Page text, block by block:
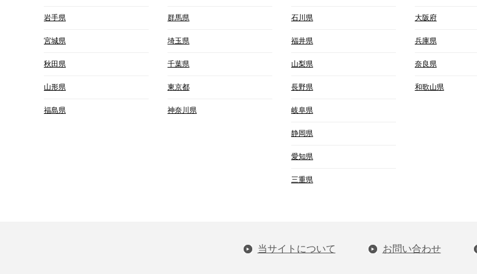
岩手県
宮城県
秋田県
山形県
福島県
群馬県
埼玉県
千葉県
東京都
神奈川県
石川県
福井県
山梨県
長野県
岐阜県
静岡県
愛知県
三重県
大阪府
兵庫県
奈良県
和歌山県
当サイトについて お問い合わせ